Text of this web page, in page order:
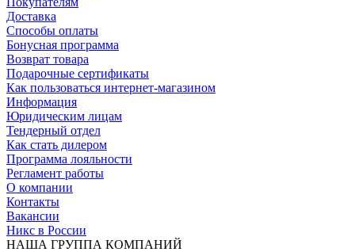
Доставка
Способы оплаты
Бонусная программа
Возврат товара
Подарочные сертификаты
Как пользоваться интернет-магазином
Информация
Юридическим лицам
Тендерный отдел
Как стать дилером
Программа лояльности
Регламент работы
О компании
Контакты
Вакансии
Никс в России
НАША ГРУППА КОМПАНИЙ